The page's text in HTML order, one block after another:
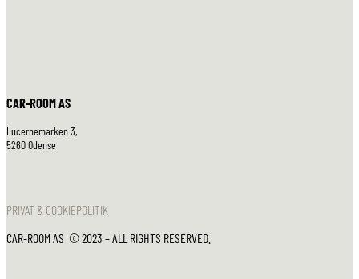
CAR-ROOM AS
Lucernemarken 3,
5260 Odense
PRIVAT & COOKIEPOLITIK
CAR-ROOM AS © 2023 – ALL RIGHTS RESERVED.